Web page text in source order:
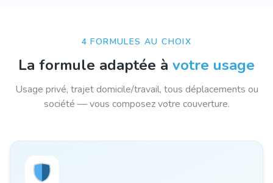
4 FORMULES AU CHOIX
La formule adaptée à votre usage
Usage privé, trajet domicile/travail, tous déplacements ou
société — vous composez votre couverture.